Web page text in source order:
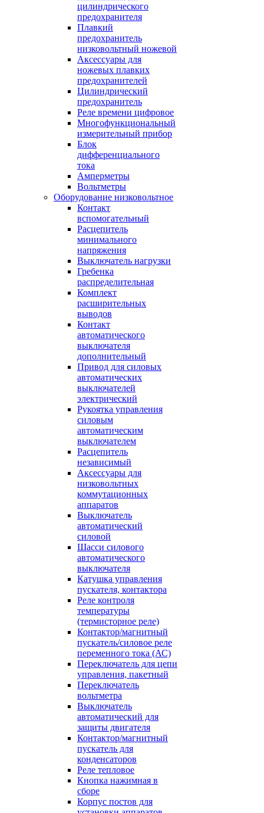
цилиндрического
предохранителя
Плавкий
предохранитель
низковольтный ножевой
Аксессуары для
ножевых плавких
предохранителей
Цилиндрический
предохранитель
Реле времени цифровое
Многофункциональный
измерительный прибор
Блок
дифференциального
тока
Амперметры
Вольтметры
Оборудование низковольтное
Контакт
вспомогательный
Расцепитель
минимального
напряжения
Выключатель нагрузки
Гребенка
распределительная
Комплект
расширительных
выводов
Контакт
автоматического
выключателя
дополнительный
Привод для силовых
автоматических
выключателей
электрический
Рукоятка управления
силовым
автоматическим
выключателем
Расцепитель
независимый
Аксессуары для
низковольтных
коммутационных
аппаратов
Выключатель
автоматический
силовой
Шасси силового
автоматического
выключателя
Катушка управления
пускателя, контактора
Реле контроля
температуры
(термисторное реле)
Контактор/магнитный
пускатель/силовое реле
переменного тока (АС)
Переключатель для цепи
управления, пакетный
Переключатель
вольтметра
Выключатель
автоматический для
защиты двигателя
Контактор/магнитный
пускатель для
конденсаторов
Реле тепловое
Кнопка нажимная в
сборе
Корпус постов для